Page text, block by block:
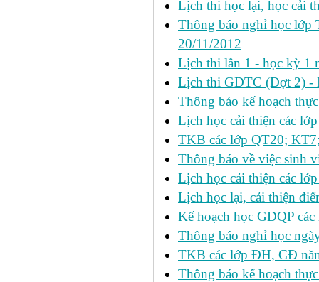
Lịch thi học lại, học cải
Thông báo nghỉ học lớp
20/11/2012
Lịch thi lần 1 - học kỳ 1
Lịch thi GDTC (Đợt 2) -
Thông báo kế hoạch
Lịch học cải thiện các
TKB các lớp QT20;
Thông báo về việc sinh
Lịch học cải thiện các
Lịch học lại, cải thiện
Kế hoạch học GDQP
Thông báo nghỉ học
TKB các lớp ĐH, CĐ
Thông báo kế hoạch